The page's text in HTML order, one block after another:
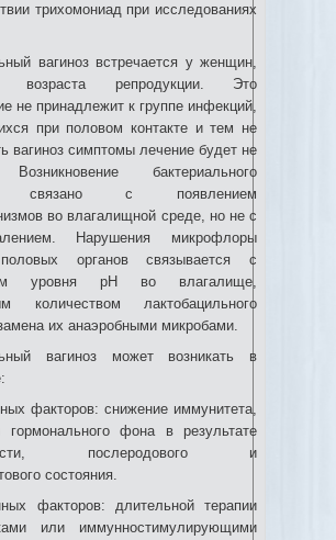
трихомониад при исследованиях
вагиноз встречается у женщин,
возраста репродукции. Это
не принадлежит к группе инфекций,
при половом контакте и тем не
вагиноз симптомы лечение будет не
бактериального
связано с появлением
во влагалищной среде, но не с
Нарушения микрофлоры
органов связывается с
уровня рН во влагалище,
количеством лактобацильного
их анаэробными микробами.
вагиноз может возникать в
факторов: снижение иммунитета,
гормонального фона в результате
послеродового и
состояния.
факторов: длительной терапии
или иммунностимулирующими